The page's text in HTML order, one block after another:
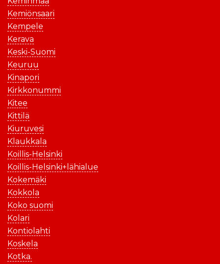
Kemiönsaari
Kempele
Kerava
Keski-Suomi
Keuruu
Kinapori
Kirkkonummi
Kitee
Kittilä
Kiuruvesi
Klaukkala
Koillis-Helsinki
Koillis-Helsinki+lähialue
Kokemäki
Kokkola
Koko suomi
Kolari
Kontiolahti
Koskela
Kotka.